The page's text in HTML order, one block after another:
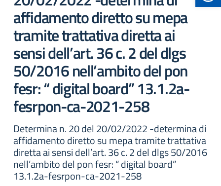
affidamento diretto su mepa
tramite trattativa diretta ai
sensi dell’art. 36 c. 2 del dlgs
50/2016 nell’ambito del pon
fesr: “ digital board” 13.1.2a-
fesrpon-ca-2021-258
Determina n. 20 del 20/02/2022 -determina di
affidamento diretto su mepa tramite trattativa
diretta ai sensi dell’art. 36 c. 2 del dlgs 50/2016
nell’ambito del pon fesr: “ digital board”
13.1.2a-fesrpon-ca-2021-258